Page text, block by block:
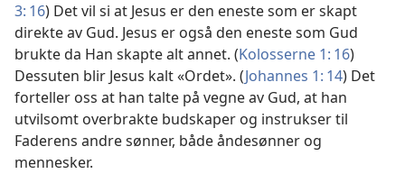
3: 16) Det vil si at Jesus er den eneste som er skapt
direkte av Gud. Jesus er også den eneste som Gud
brukte da Han skapte alt annet. (Kolosserne 1: 16)
Dessuten blir Jesus kalt «Ordet». (Johannes 1: 14) Det
forteller oss at han talte på vegne av Gud, at han
utvilsomt overbrakte budskaper og instrukser til
Faderens andre sønner, både åndesønner og
mennesker.